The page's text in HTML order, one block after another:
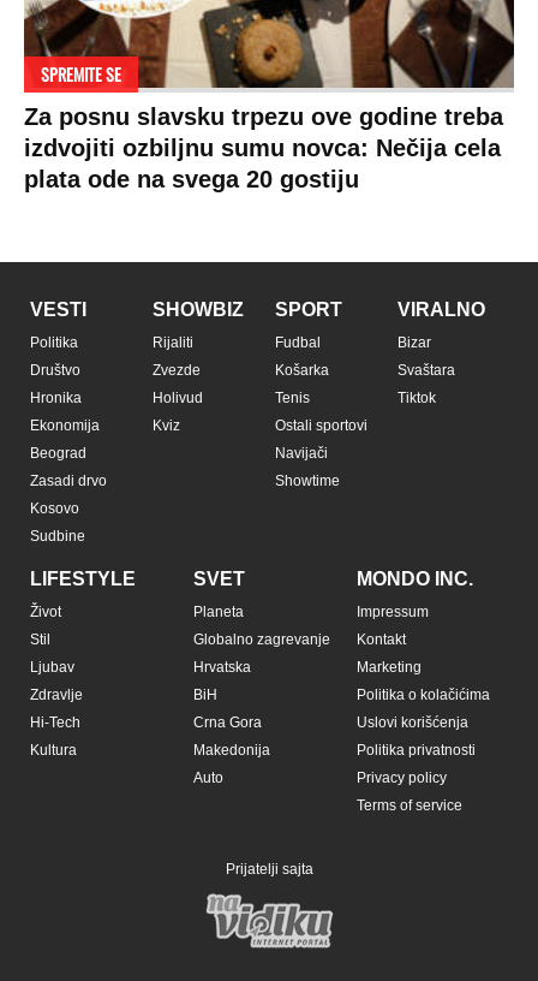
Stil
Ljubav
Zdravlje
Hi-Tech
Kultura
Globalno zagrevanje
Hrvatska
BiH
Crna Gora
Makedonija
Auto
Kontakt
Marketing
Politika o kolačićima
Uslovi korišćenja
Politika privatnosti
Privacy policy
Terms of service
Pratite nas na:
Copyright © Espreso.co.rs 2026. Sva prava zadržana. Mondo inc.